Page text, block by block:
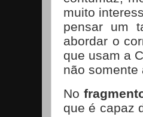
muito
pensar um
abordar o
que usam a
não somente
No
que é capaz